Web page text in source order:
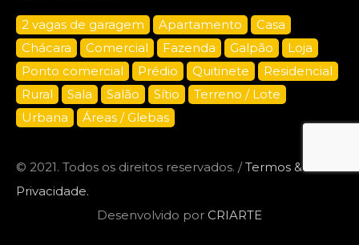
2 vagas de garagem Apartamento
Casa
Chácara
Comercial Fazenda Galpão
Loja
Ponto comercial
Prédio Quitinete
Residencial
Rural
Sala Salão Sítio
Terreno / Lote
Urbana
Áreas / Glebas
© 2021. Todos os direitos reservados. /Termos &
Privacidade.
Desenvolvido por CRIARTE